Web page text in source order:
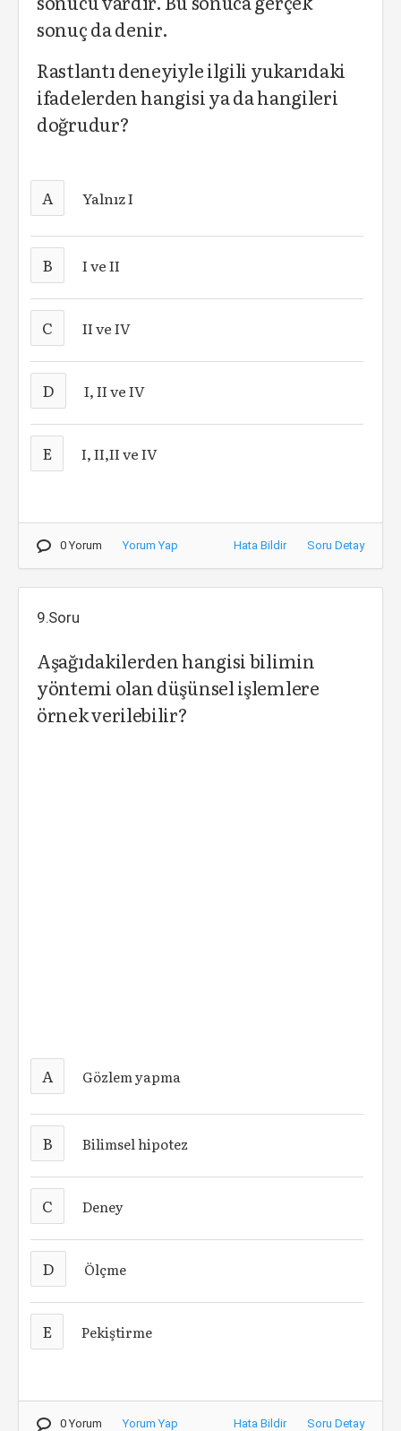
sonuç da denir.
Rastlantı deneyiyle ilgili yukarıdaki
ifadelerden hangisi ya da hangileri
doğrudur?
A Yalnız I
B I ve II
C II ve IV
D I, II ve IV
E I, II,II ve IV
0 Yorum Yorum Yap Hata Bildir Soru Detay
9.Soru
Aşağıdakilerden hangisi bilimin
yöntemi olan düşünsel işlemlere
örnek verilebilir?
A Gözlem yapma
B Bilimsel hipotez
C Deney
D Ölçme
E Pekiştirme
0 Yorum Yorum Yap Hata Bildir Soru Detay